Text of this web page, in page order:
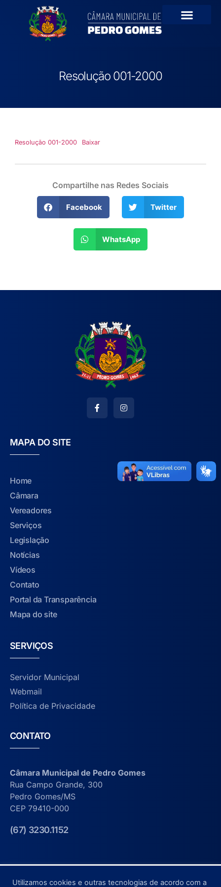
Resolução 001-2000
Resolução 001-2000 Baixar
Compartilhe nas Redes Sociais
Facebook Twitter
WhatsApp
MAPA DO SITE
Home
Câmara
Vereadores
Serviços
Legislação
Notícias
Vídeos
Contato
Portal da Transparência
Mapa do site
SERVIÇOS
Servidor Municipal
Webmail
Política de Privacidade
CONTATO
Câmara Municipal de Pedro Gomes
Rua Campo Grande, 300
Pedro Gomes/MS
CEP 79410-000
(67) 3230.1152
Utilizamos cookies e outras tecnologias de acordo com a